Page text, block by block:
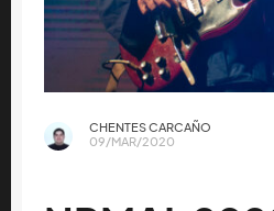
CHENTES CARCAÑO
09/MAR/2020